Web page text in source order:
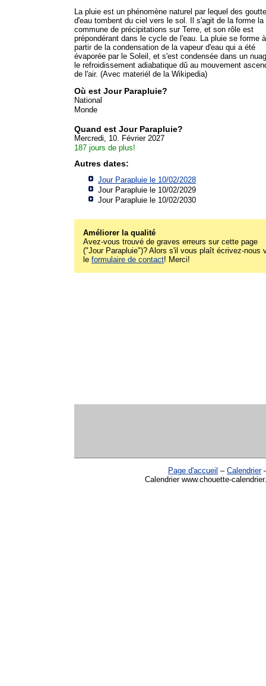
La pluie est un phénomène naturel par lequel des
d'eau tombent du ciel vers le sol. Il s'agit de la forme la
commune de précipitations sur Terre, et son rôle est
prépondérant dans le cycle de l'eau. La pluie se forme à
partir de la condensation de la vapeur d'eau qui a été
évaporée par le Soleil, et s'est condensée dans un
le refroidissement adiabatique dû au mouvement
de l'air. (Avec materiél de la Wikipedia)
Où est Jour Parapluie?
National
Monde
Quand est Jour Parapluie?
Mercredi, 10. Février 2027
187 jours de plus!
Autres dates:
Jour Parapluie le 10/02/2028
Jour Parapluie le 10/02/2029
Jour Parapluie le 10/02/2030
Améliorer la qualité
Avez-vous trouvé de graves erreurs sur cette page
("Jour Parapluie")? Alors s'il vous plaît écrivez-nous
le formulaire de contact! Merci!
Page d'accueil – Calendrier
Calendrier www.chouette-